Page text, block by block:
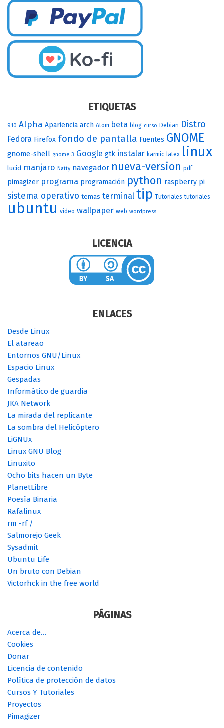
ETIQUETAS
9.10 Alpha Apariencia arch Atom beta blog curso Debian Distro
Fedora Firefox fondo de pantalla Fuentes GNOME
gnome-shell gnome 3 Google gtk instalar karmic latex linux
lucid manjaro Natty navegador nueva-version pdf
pimagizer programa programación python raspberry pi
sistema operativo temas terminal tip Tutoriales tutoriales
ubuntu video wallpaper web wordpress
LICENCIA
ENLACES
Desde Linux
El atareao
Entornos GNU/Linux
Espacio Linux
Gespadas
Informático de guardia
JKA Network
La mirada del replicante
La sombra del Helicóptero
LiGNUx
Linux GNU Blog
Linuxito
Ocho bits hacen un Byte
PlanetLibre
Poesía Binaria
Rafalinux
rm -rf /
Salmorejo Geek
Sysadmit
Ubuntu Life
Un bruto con Debian
Victorhck in the free world
PÁGINAS
Acerca de…
Cookies
Donar
Licencia de contenido
Política de protección de datos
Cursos Y Tutoriales
Proyectos
Pimagizer